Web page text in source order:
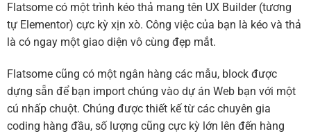
Flatsome có một trình kéo thả mang tên UX Builder (tương
tự Elementor) cực kỳ xịn xò. Công việc của bạn là kéo và thả
là có ngay một giao diện vô cùng đẹp mắt.
Flatsome cũng có một ngân hàng các mẫu, block được
dựng sẵn để bạn import chúng vào dự án Web bạn với một
cú nhấp chuột. Chúng được thiết kế từ các chuyên gia
coding hàng đầu, số lượng cũng cực kỳ lớn lên đến hàng